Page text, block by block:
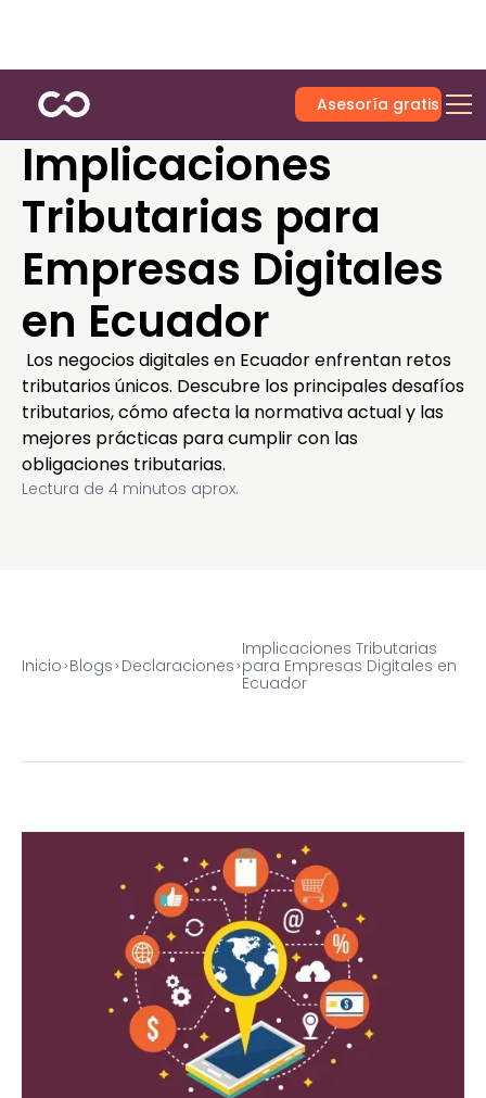
Asesoría gratis
Implicaciones
Tributarias para
Empresas Digitales
en Ecuador
Los negocios digitales en Ecuador enfrentan retos
tributarios únicos. Descubre los principales desafíos
tributarios, cómo afecta la normativa actual y las
mejores prácticas para cumplir con las
obligaciones tributarias.
Lectura de 4 minutos aprox.
Inicio Blogs Declaraciones
Implicaciones Tributarias
para Empresas Digitales en
Ecuador